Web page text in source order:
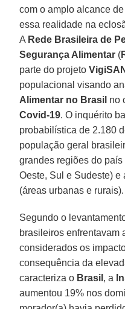
com o amplo alcance
essa realidade na
A Rede Brasileira de
Segurança Alimentar (
parte do projetoVigiSAN
populacional visando
Alimentar no Brasil no
Covid-19. O inquérito
probabilística de 2.180
população geral
grandes regiões do
Oeste, Sul e Sudeste)
(áreas urbanas e rurais).
Segundo o
brasileiros enfrentavam
considerados os
consequência da
caracteriza o Brasil , a
aumentou 19% nos